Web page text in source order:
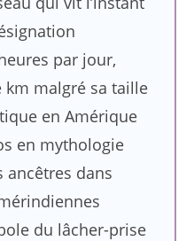
par jour,
malgré sa taille
en Amérique
en mythologie
dans
du lâcher-prise